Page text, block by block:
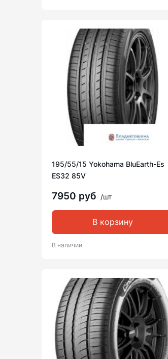
195/55/15 Yokohama BluEarth-Es
ES32 85V
7950 руб /шт
В корзину
В наличии